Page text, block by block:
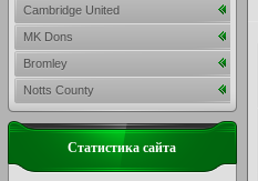
Cambridge United
MK Dons
Bromley
Notts County
Статистика сайта